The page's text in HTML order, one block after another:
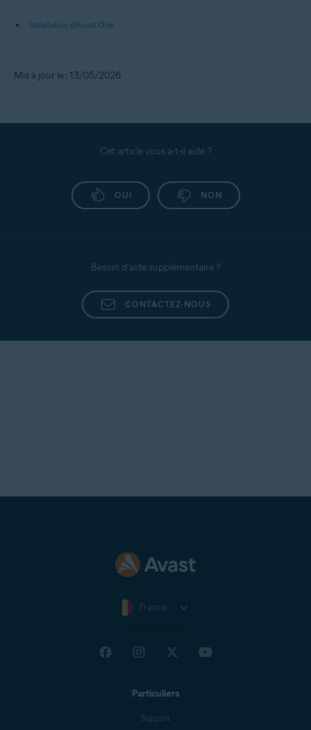
Installation d’Avast One
Mis à jour le : 13/05/2026
Cet article vous a-t-il aidé ?
OUI NON
Besoin d’aide supplémentaire ?
CONTACTEZ-NOUS
France
Particuliers
Support